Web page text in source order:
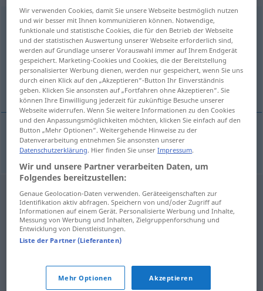
Wacholderm
Übersicht aller Übersetzungen
(Für mehr Details die Übersetzung anklicken/antippen)
enebærbusk
enebær(busk)n Wacholder
Wir verwenden Cookies, damit Sie unsere Webseite bestmöglich nutzen
und wir besser mit Ihnen kommunizieren können. Notwendige,
funktionale und statistische Cookies, die für den Betrieb der Webseite
und der statistischen Auswertung unserer Webseite erforderlich sind,
werden auf Grundlage unserer Vorauswahl immer auf Ihrem Endgerät
gespeichert. Marketing-Cookies und Cookies, die der Bereitstellung
personalisierter Werbung dienen, werden nur gespeichert, wenn Sie uns
durch einen Klick auf den „Akzeptieren“-Button Ihr Einverständnis
geben. Klicken Sie ansonsten auf „Fortfahren ohne Akzeptieren“. Sie
können Ihre Einwilligung jederzeit für zukünftige Besuche unserer
Webseite widerrufen. Wenn Sie weitere Informationen zu den Cookies
und den Anpassungsmöglichkeiten möchten, klicken Sie einfach auf den
Button „Mehr Optionen“. Weitergehende Hinweise zu der
Datenverarbeitung entnehmen Sie ansonsten unserer
Datenschutzerklärung. Hier finden Sie unserImpressum.
Wir und unsere Partner verarbeiten Daten, um
Folgendes bereitzustellen:
Genaue Geolocation-Daten verwenden. Geräteeigenschaften zur
Identifikation aktiv abfragen. Speichern von und/oder Zugriff auf
Informationen auf einem Gerät. Personalisierte Werbung und Inhalte,
Messung von Werbung und Inhalten, Zielgruppenforschung und
Entwicklung von Dienstleistungen.
Liste der Partner (Lieferanten)
Mehr Optionen Akzeptieren